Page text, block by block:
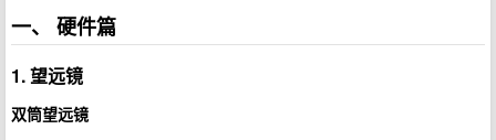
一、 硬件篇
1. 望远镜
双筒望远镜